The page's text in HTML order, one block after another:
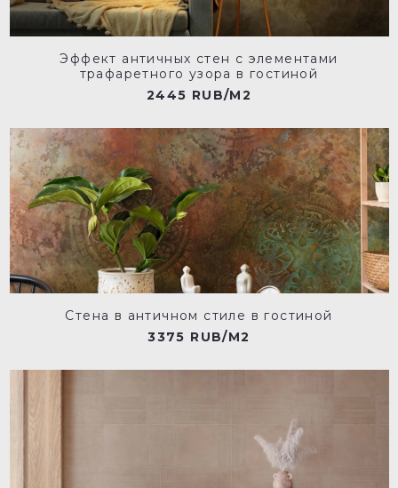
Эффект античных стен с элементами
трафаретного узора в гостиной
2445 RUB/M2
Стена в античном стиле в гостиной
3375 RUB/M2